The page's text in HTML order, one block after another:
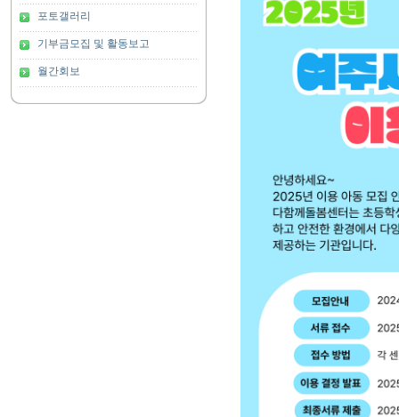
포토갤러리
기부금모집 및 활동보고
월간회보